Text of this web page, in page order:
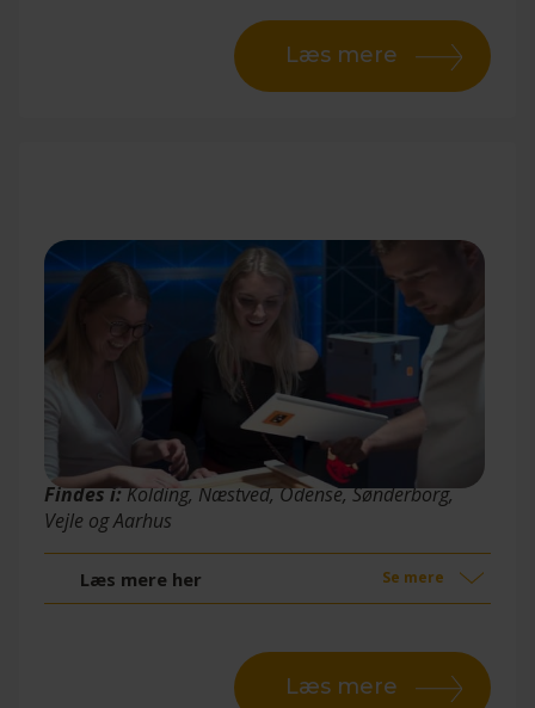
Læs mere
Battle Box
Findes i:Kolding, Næstved, Odense, Sønderborg,
Vejle og Aarhus
Se mere
Læs mere her
Læs mere